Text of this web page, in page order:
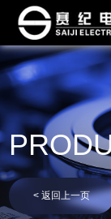
< 返回上一页